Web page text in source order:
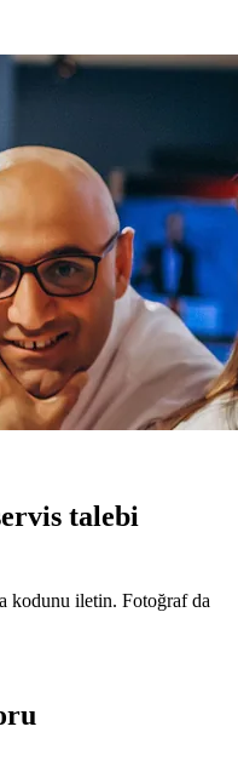
talebi
kodunu iletin. Fotoğraf da